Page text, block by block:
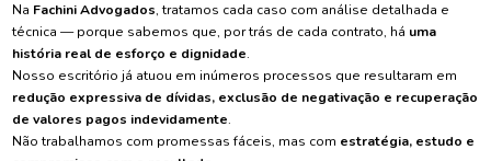
Na Fachini Advogados, tratamos cada caso com análise detalhada e
técnica — porque sabemos que, por trás de cada contrato, há uma
história real de esforço e dignidade.
Nosso escritório já atuou em inúmeros processos que resultaram em
redução expressiva de dívidas, exclusão de negativação e recuperação
de valores pagos indevidamente.
Não trabalhamos com promessas fáceis, mas com estratégia, estudo e